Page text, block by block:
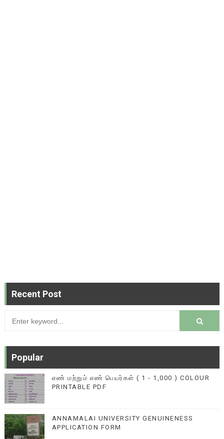
Recent Post
Popular
எண் மற்றும் எண் பெயர்கள் ( 1 - 1,000 ) COLOUR
PRINTABLE PDF
ANNAMALAI UNIVERSITY GENUINENESS
APPLICATION FORM